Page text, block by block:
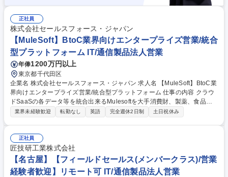
正社員
株式会社セールスフォース・ジャパン
【MuleSoft】BtoC業界向けエンタープライズ営業/統合
型プラットフォーム IT/通信製品法人営業
年俸1200万円以上
東京都千代田区
企業名 株式会社セールスフォース・ジャパン 求人名 【MuleSoft】BtoC業
界向けエンタープライズ営業/統合型プラットフォーム 仕事の内容 クラウ
ドSaaSの各データ等を統合出来るMulesoftを大手消費財、製薬、食品メ
ーカー等のBtoC業界に対して直販でご提案して頂きます。経営者、役員等
API Lifecycle Managementの両方の特性を持つ統合型プラットフォームの
機能優位性を生かしながら、エンタープライズアーキテクチャの変革をリ
ードするソリューションとサービスを世界中で提供。 ■MuluSoftの提案だ
けにとどまらず、「金融業界の未来を変革していく」という醍醐味を味わ
える非常にエキサイティングな環境になります。 募集職種 【MuleSoft】B
業界未経験歓迎 転勤なし 英語 完全週休2日制 土日祝休み
正社員
匠技研工業株式会社
【名古屋】【フィールドセールス(メンバークラス)/営業
経験者歓迎】リモート可 IT/通信製品法人営業